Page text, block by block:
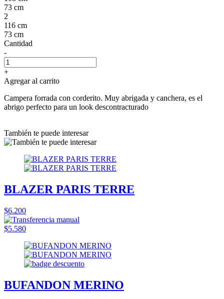
73 cm
2
116 cm
73 cm
Cantidad
-
+
Agregar al carrito
Campera forrada con corderito. Muy abrigada y canchera, es el
abrigo perfecto para un look descontracturado
También te puede interesar
BLAZER PARIS TERRE
$6.200
$5.580
BUFANDON MERINO